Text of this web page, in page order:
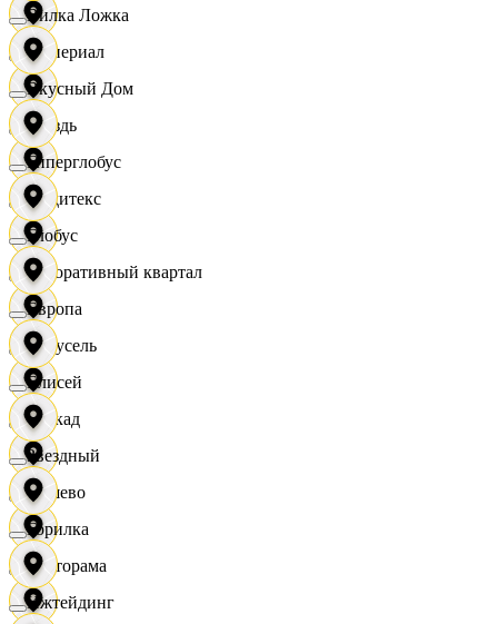
Империал
Гроздь
Индитекс
Декоративный квартал
Карусель
Каскад
Дёшево
Касторама
Вилка Ложка
Вкусный Дом
Гиперглобус
Глобус
Европа
Елисей
Звездный
Горилка
Ижтейдинг